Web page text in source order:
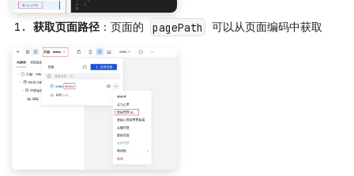
获取页面路径 ：页面的 pagePath 可以从页面编码中获取